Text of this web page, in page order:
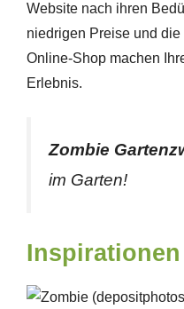
Website nach ihren
niedrigen Preise und
Online-Shop machen
Erlebnis.
Zombie
im Garten!
Inspirationen